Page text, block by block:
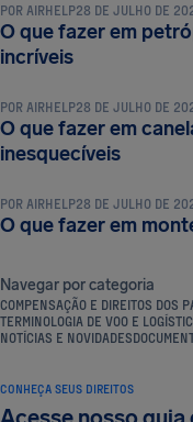
POR AIRHELP28 DE JULHO DE
O que fazer em
incríveis
DICAS E TRUQUES DE VIAGEM
POR AIRHELP28 DE JULHO DE
O que fazer em
inesquecíveis
DICAS E TRUQUES DE VIAGEM
POR AIRHELP28 DE JULHO DE
O que fazer em
Navegar por categoria
COMPENSAÇÃO E DIREITOS DOS
TERMINOLOGIA DE VOO E
NOTÍCIAS E NOVIDADES
CONHEÇA SEUS DIREITOS